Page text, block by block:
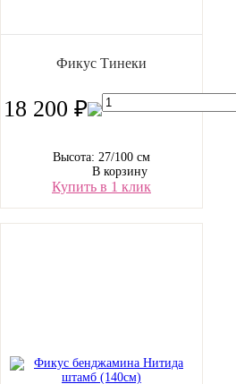
Фикус Тинеки
18 200 ₽
Высота: 27/100 см
В корзину
Купить в 1 клик